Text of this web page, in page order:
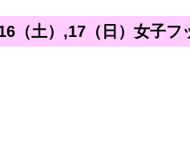
（土）,17（日）女子フ